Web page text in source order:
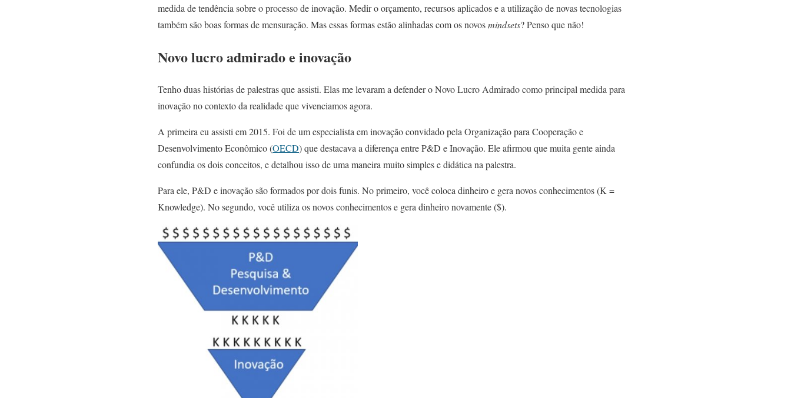
medida de tendência sobre o processo de inovação. Medir o orçamento, recursos aplicados e a utilização de novas tecnologias
também são boas formas de mensuração. Mas essas formas estão alinhadas com os novosmindsets? Penso que não!
Novo lucro admirado e inovação
Tenho duas histórias de palestras que assisti. Elas me levaram a defender o Novo Lucro Admirado como principal medida para
inovação no contexto da realidade que vivenciamos agora.
A primeira eu assisti em 2015. Foi de um especialista em inovação convidado pela Organização para Cooperação e
Desenvolvimento Econômico (OECD) que destacava a diferença entre P&D e Inovação. Ele afirmou que muita gente ainda
confundia os dois conceitos, e detalhou isso de uma maneira muito simples e didática na palestra.
Para ele, P&D e inovação são formados por dois funis. No primeiro, você coloca dinheiro e gera novos conhecimentos (K =
Knowledge). No segundo, você utiliza os novos conhecimentos e gera dinheiro novamente ($).